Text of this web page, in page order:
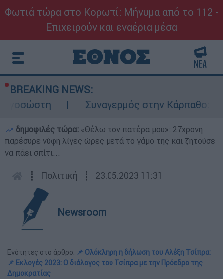
Φωτιά τώρα στο Κορωπί: Μήνυμα από το 112 -
Επιχειρούν και εναέρια μέσα
BREAKING NEWS:
Συναγερμός στην Κάρπαθο:
δημοφιλές τώρα: «Θέλω τον πατέρα μου»: 27χρονη
παρέσυρε νύφη λίγες ώρες μετά το γάμο της και ζητούσε
να πάει σπίτι...
┋ Πολιτική ┋ 23.05.2023 11:31
Newsroom
Ενότητες στο άρθρο: 📌 Ολόκληρη η δήλωση του Αλέξη Τσίπρα:
📌 Εκλογές 2023: Ο διάλογος του Τσίπρα με την Πρόεδρο της
Δημοκρατίας